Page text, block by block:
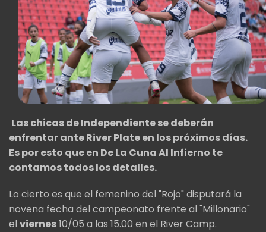
Las chicas de Independiente se deberán
enfrentar ante River Plate en los próximos días.
Es por esto que en De La Cuna Al Infierno te
contamos todos los detalles.
Lo cierto es que el femenino del "Rojo" disputará la
novena fecha del campeonato frente al "Millonario"
el viernes10/05 a las 15.00 en el River Camp.